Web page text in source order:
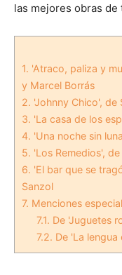
las mejores obras de
1. 'Atraco, paliza y
y Marcel Borrás
2. 'Johnny Chico', de
3. 'La casa de los
4. 'Una noche sin
5. 'Los Remedios',
6. 'El bar que se
Sanzol
7. Menciones
7.1. De 'Juguetes
7.2. De 'La